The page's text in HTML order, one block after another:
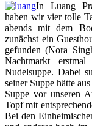
In Luang
haben wir vier tolle
abends mit dem
zunächst ein
gefunden (Nora
Nachtmarkt
Nudelsuppe. Dabei
seiner Suppe hätte
Suppe vor unseren
Topf mit
Bei den